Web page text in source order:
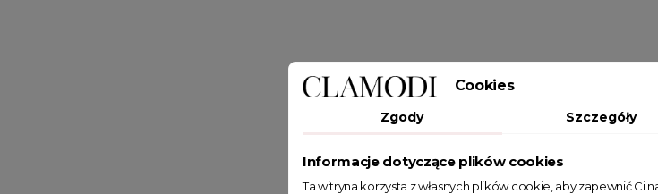
Cookies
Zgody Szczegóły
Informacje dotyczące plików cookies
Ta witryna korzysta z własnych plików cookie, aby zapewnić Ci